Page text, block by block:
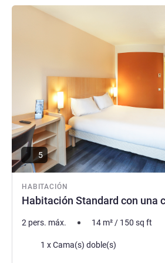
HABITACIÓN
Habitación Standard con una
Más información
5
2 pers. máx. 14 m²/ 150 sq ft
Ropa de cama
1 x Cama(s) doble(s)